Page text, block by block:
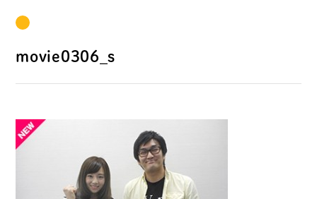
movie0306_s